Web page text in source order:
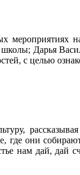
мероприятиях
Дарья
с целью
где они
нам дай,